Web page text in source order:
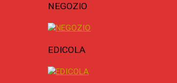
NEGOZIO
EDICOLA